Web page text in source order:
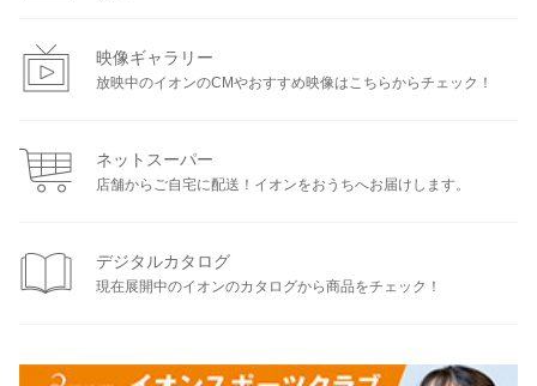
映像ギャラリー
放映中のイオンのCMやおすすめ映像はこちらからチェック！
ネットスーパー
店舗からご自宅に配送！イオンをおうちへお届けします。
デジタルカタログ
現在展開中のイオンのカタログから商品をチェック！